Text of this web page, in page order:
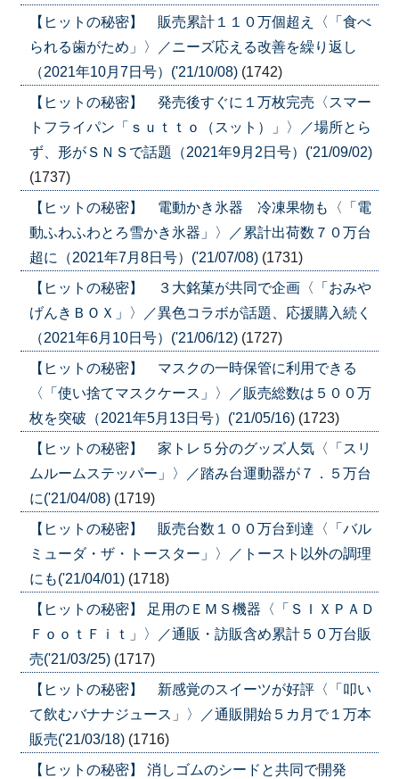
【ヒットの秘密】 販売累計１１０万個超え〈「食べ
られる歯がため」〉／ニーズ応える改善を繰り返し
（2021年10月7日号）('21/10/08) (1742)
【ヒットの秘密】 発売後すぐに１万枚完売〈スマー
トフライパン「ｓｕｔｔｏ（スット）」〉／場所とら
ず、形がＳＮＳで話題（2021年9月2日号）('21/09/02)
(1737)
【ヒットの秘密】 電動かき氷器 冷凍果物も〈「電
動ふわふわとろ雪かき氷器」〉／累計出荷数７０万台
超に（2021年7月8日号）('21/07/08) (1731)
【ヒットの秘密】 ３大銘菓が共同で企画〈「おみや
げんきＢＯＸ」〉／異色コラボが話題、応援購入続く
（2021年6月10日号）('21/06/12) (1727)
【ヒットの秘密】 マスクの一時保管に利用できる
〈「使い捨てマスクケース」〉／販売総数は５００万
枚を突破（2021年5月13日号）('21/05/16) (1723)
【ヒットの秘密】 家トレ５分のグッズ人気〈「スリ
ムルームステッパー」〉／踏み台運動器が７．５万台
に('21/04/08) (1719)
【ヒットの秘密】 販売台数１００万台到達〈「バル
ミューダ・ザ・トースター」〉／トースト以外の調理
にも('21/04/01) (1718)
【ヒットの秘密】 足用のＥＭＳ機器〈「ＳＩＸＰＡＤ
ＦｏｏｔＦｉｔ」〉／通販・訪販含め累計５０万台販
売('21/03/25) (1717)
【ヒットの秘密】 新感覚のスイーツが好評〈「叩い
て飲むバナナジュース」〉／通販開始５カ月で１万本
販売('21/03/18) (1716)
【ヒットの秘密】 消しゴムのシードと共同で開発